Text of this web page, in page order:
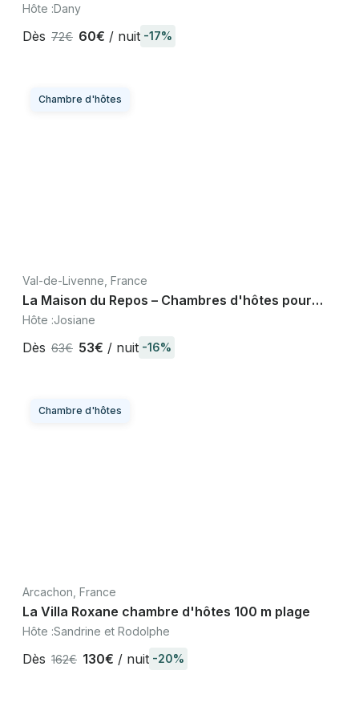
Vélodyssée, Bourg Côtes Gironde
Hôte :Dany
Dès 72€ 60€ / nuit -17%
Chambre d'hôtes
Val-de-Livenne, France
La Maison du Repos – Chambres d'hôtes pour
voyageurs, cyclistes et marcheurs
Hôte :Josiane
Dès 63€ 53€ / nuit -16%
Chambre d'hôtes
Arcachon, France
La Villa Roxane chambre d'hôtes 100 m plage
Hôte :Sandrine et Rodolphe
Dès 162€ 130€ / nuit -20%